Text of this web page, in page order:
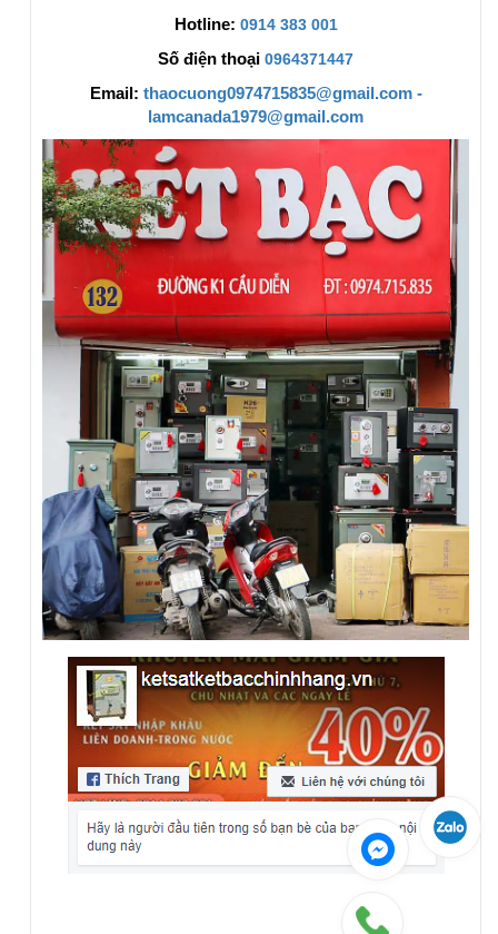
Hotline: 0914 383 001
Số điện thoại 0964371447
Email: thaocuong0974715835@gmail.com -
lamcanada1979@gmail.com